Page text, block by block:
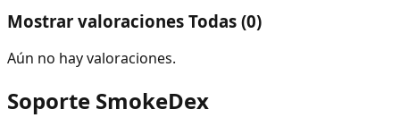
Mostrar valoraciones Todas (0)
Aún no hay valoraciones.
Soporte SmokeDex